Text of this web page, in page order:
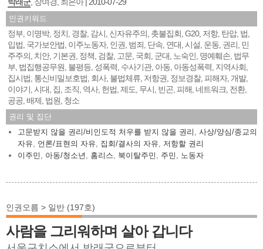
인권키워드
정부 이명박, 정치 경찰, 감시 신자유주의 촛불집회 G20, 저항, 탄압, 법
입법 국가보안법 이주노동자, 인권 범죄 단속 연대 시설 운동 권리 민
주주의 치안, 기본권 정책 검찰, 고문 국회 군대 노숙인 명예훼손 법무
부 법집행공무원 불평등 성폭력 수사기관, 아동 아동성폭력 지역사회
집시법 통신비밀보호법 회사, 불법체류 저항권 정보경찰, 피해자, 개발,
이야기 시대 집 조직 역사, 헌법 제도 무시 빈곤 피해 네트워크 전환,
공공 배제 법원 청소
권리 및 집단
고문받지 않을 권리/비인도적 처우를 받지 않을 권리
사상/양심/종교의
자유
언론/표현의 자유 집회/결사의 자유
저항할 권리
이주민
아동/청소년 홈리스 북이탈주민 주민 노동자
인권오름 > 일반 (197호)
사람을 그리워하며 살아 갑니다